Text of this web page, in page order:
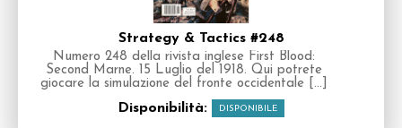
Strategy & Tactics #248
Numero 248 della rivista inglese First Blood:
Second Marne. 15 Luglio del 1918. Qui potrete
giocare la simulazione del fronte occidentale [...]
Disponibilità: DISPONIBILE